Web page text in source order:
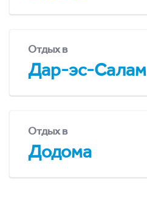
Отдых в
Дар-эс-Салам
Отдых в
Додома